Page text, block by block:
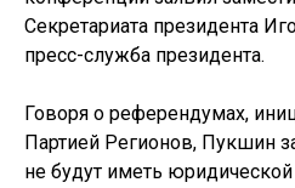
Секретариата президента
пресс-служба президента.
Говоря о референдумах,
Партией Регионов, Пукшин
не будут иметь